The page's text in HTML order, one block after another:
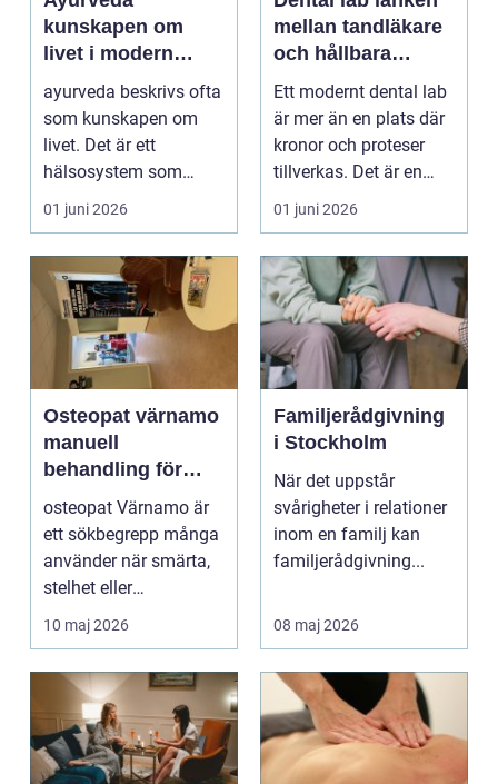
kunskapen om
livet i modern
vardag
ayurveda beskrivs ofta
som kunskapen om
livet. Det är ett
hälsosystem som
betonar balans, helhet
och...
01 juni 2026
mellan tandläkare
och hållbara
leenden
Ett modernt dental lab
är mer än en plats där
kronor och proteser
tillverkas. Det är en
teknisk och ...
01 juni 2026
Osteopat värnamo
manuell
behandling för
minskad smärta
och Ökad rörlighet
osteopat Värnamo är
ett sökbegrepp många
använder när smärta,
stelhet eller
återkommande värk
börjar...
10 maj 2026
Familjerådgivning
i Stockholm
När det uppstår
svårigheter i relationer
inom en familj kan
familjerådgivning...
08 maj 2026